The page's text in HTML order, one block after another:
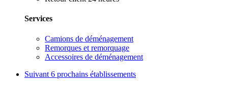
Services
Camions de déménagement
Remorques et remorquage
Accessoires de déménagement
Suivant 6 prochains établissements